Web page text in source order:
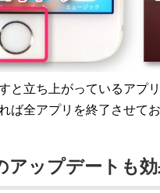
と立ち上がっているアプ
ば全アプリを終了させてお
アップデートも効